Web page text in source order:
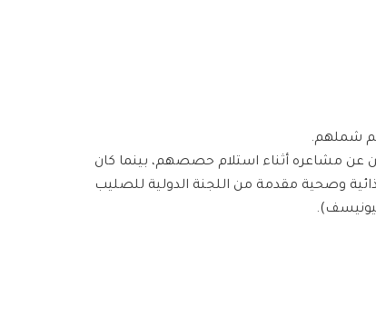
عن مشاعره أثناء استلام حصصهم، بينما كان
(فرشات، بطانيات، مواد غذائية وصحية مقدمة من اللجنة الدولية للصليب